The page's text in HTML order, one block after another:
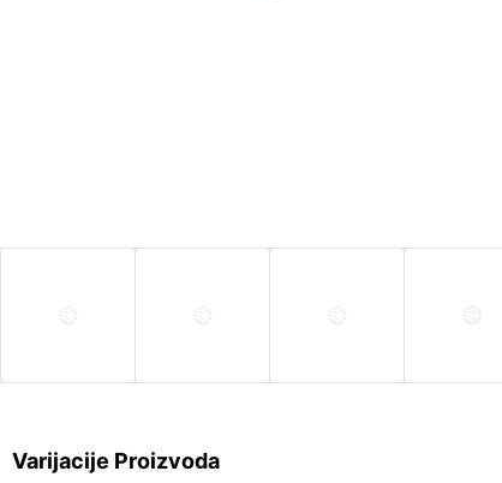
Varijacije Proizvoda